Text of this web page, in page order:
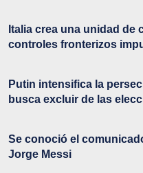
Italia crea una unidad de
controles fronterizos
Putin intensifica la
busca excluir de las
Se conoció el
Jorge Messi